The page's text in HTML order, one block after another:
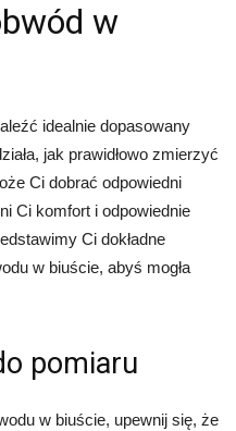
w
idealnie dopasowany
jak prawidłowo zmierzyć
Ci dobrać odpowiedni
Ci komfort i odpowiednie
Ci dokładne
w biuście, abyś mogła
pomiaru
w biuście, upewnij się, że